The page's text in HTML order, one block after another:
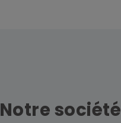
Notre société